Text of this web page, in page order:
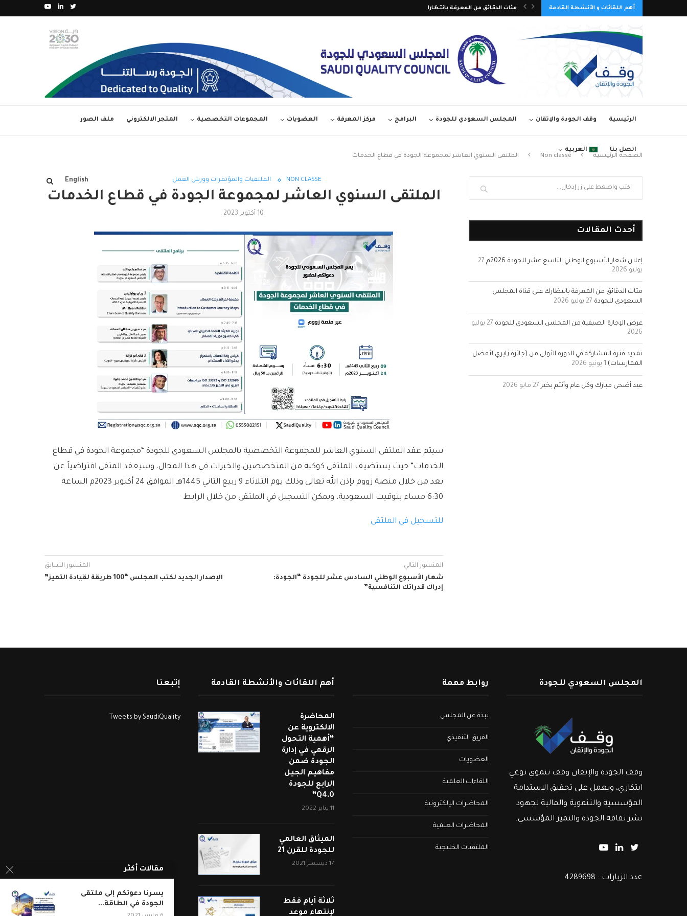
أهم اللقائات و الأنشطة القادمةالوطني التاسع عشر للجودة 2026م مئات الدقائق من المعرفة بانتظارك على قناة المجلس... العدد 36 من مجلة آفاق الجودة – مارس...
الرئيسية وقف الجودة والإتقان المجلس السعودي للجودة البرامج مركز المعرفة العضويات المجموعات التخصصية المتجر الالكتروني ملف الصور
اتصل بنا العربية
English
الصفحة الرئيسية Non classé الملتقى السنوي العاشر لمجموعة الجودة في قطاع الخدمات
NON CLASSÉ الملتقيات والمؤتمرات وورش العمل
الملتقى السنوي العاشر لمجموعة الجودة في قطاع الخدمات
10 أكتوبر 2023
سيتم عقد الملتقى السنوي العاشر للمجموعة التخصصية بالمجلس السعودي للجودة “مجموعة الجودة في قطاع
الخدمات” حيث يستضيف الملتقى كوكبة من المتخصصين والخبرات في هذا المجال، وسيعقد المتقى افتراضياً عن
بعد من خلال منصة زووم بإذن الله تعالى وذلك يوم الثلاثاء 9 ربيع الثاني 1445هـ الموافق 24 أكتوبر 2023م الساعة
6:30 مساء بتوقيت السعودية، ويمكن التسجيل في الملتقى من خلال الرابط
للتسجيل في الملتقى
المنشور السابق
الإصدار الجديد لكتب المجلس “100 طريقة لقيادة التميز”
المنشور التالي
شعار الأسبوع الوطني السادس عشر للجودة “الجودة:
إدراك قدراتك التنافسية”
أحدث المقالات
إعلان شعار الأسبوع الوطني التاسع عشر للجودة 2026م
27
يوليو 2026
مئات الدقائق من المعرفة بانتظارك على قناة المجلس
السعودي للجودة 27 يوليو 2026
عرض الإجازة الصيفية من المجلس السعودي للجودة
27 يوليو
2026
تمديد فترة المشاركة في الدورة الأولى من (جائزة زايري لأفضل
الممارسات) 1 يونيو 2026
عيد أضحى مبارك وكل عام وأنتم بخير 27 مايو 2026
المجلس السعودي للجودة
وقف الجودة والإتقان وقف تنموي نوعي
ابتكاري، ويعمل على تحقيق الاستدامة
المؤسسية والتنموية والمالية لجهود
نشر ثقافة الجودة والتميز المؤسسي.
عدد الزيارات : 4289698
روابط مهمة
نبذة عن المجلس
الفريق التنفيذي
العضويات
اللقاءات العلمية
المحاضرات الإلكترونية
المحاضرات العلمية
الملتقيات الخليجية
أهم اللقائات والأنشطة القادمة
المحاضرة
الالكتروية عن
“أهمية التحول
الرقمي في إدارة
الجودة ضمن
مفاهيم الجيل
الرابع للجودة
Q4.0”
11 يناير 2022
الميثاق العالمي
للجودة للقرن 21
17 ديسمبر 2021
ثلاثة أيام فقط
لإنتهاء موعد
إتبعنا
Tweets by SaudiQuality
مقالات أكثر
يسرنا دعوتكم إلى ملتقى
الجودة في الطاقة...